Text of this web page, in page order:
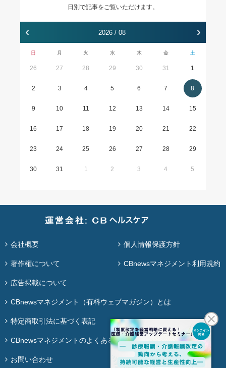
日別で記事をご覧いただけます。
‹ 2026 / 08 ›
日 月 火 水 木 金 土
26 27 28 29 30 31 1
2 3 4 5 6 7 8
9 10 11 12 13 14 15
16 17 18 19 20 21 22
23 24 25 26 27 28 29
30 31 1 2 3 4 5
会社概要 個人情報保護方針
著作権について CBnewsマネジメント利用規約
広告掲載について
CBnewsマネジメント（有料ウェブマガジン）とは
特定商取引法に基づく表記
CBnewsマネジメントのよくある質問
お問い合わせ